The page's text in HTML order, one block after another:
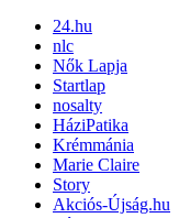
24.hu
nlc
Nők Lapja
Startlap
nosalty
HáziPatika
Krémmánia
Marie Claire
Story
Akciós-Újság.hu